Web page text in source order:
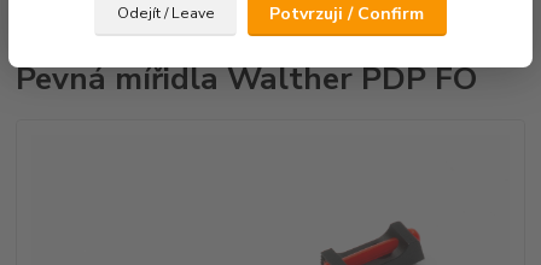
Odejít / Leave Potvrzuji / Confirm
Pevná mířidla Walther PDP FO
Pevná mířidla Walther PDP FO